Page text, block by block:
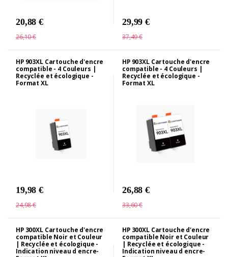
20,88 €
26,10 €
29,99 €
37,49 €
HP 903XL Cartouche d'encre
compatible - 4 Couleurs |
Recyclée et écologique -
Format XL
19,98 €
24,98 €
HP 903XL Cartouche d'encre
compatible - 4 Couleurs |
Recyclée et écologique -
Format XL
26,88 €
33,60 €
HP 300XL Cartouche d'encre
compatible Noir et Couleur
| Recyclée et écologique -
Indication niveau d encre-
HP 300XL Cartouche d'encre
compatible Noir et Couleur
| Recyclée et écologique -
Indication niveau d encre-